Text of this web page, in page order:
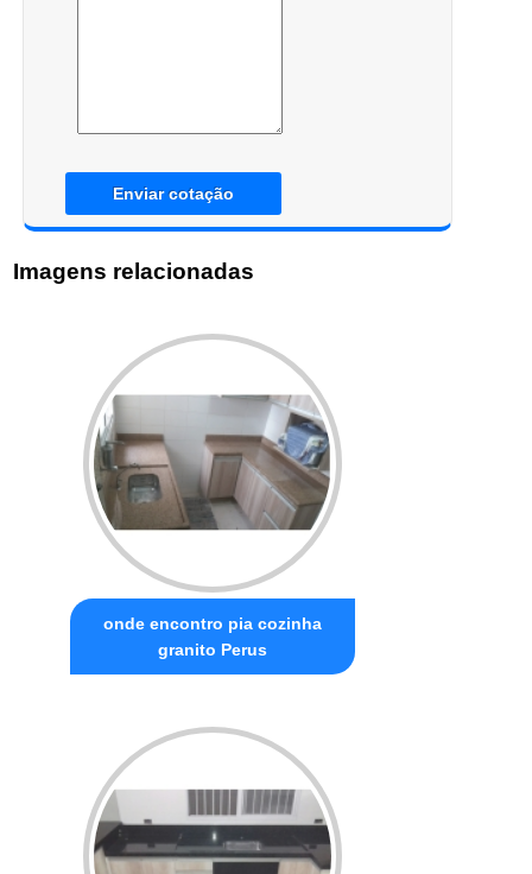
Enviar cotação
Imagens relacionadas
onde encontro pia cozinha
granito Perus